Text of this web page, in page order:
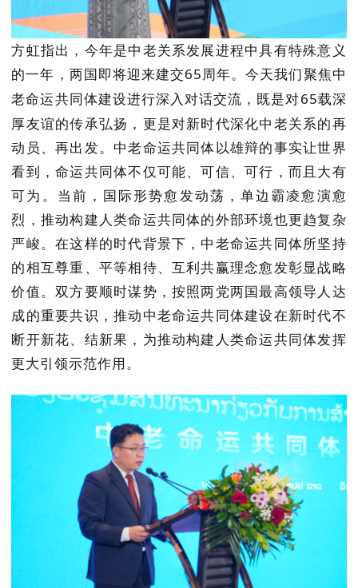
方虹指出，今年是中老关系发展进程中具有特殊意义
的一年，两国即将迎来建交65周年。今天我们聚焦中
老命运共同体建设进行深入对话交流，既是对65载深
厚友谊的传承弘扬，更是对新时代深化中老关系的再
动员、再出发。中老命运共同体以雄辩的事实让世界
看到，命运共同体不仅可能、可信、可行，而且大有
可为。当前，国际形势愈发动荡，单边霸凌愈演愈
烈，推动构建人类命运共同体的外部环境也更趋复杂
严峻。在这样的时代背景下，中老命运共同体所坚持
的相互尊重、平等相待、互利共赢理念愈发彰显战略
价值。双方要顺时谋势，按照两党两国最高领导人达
成的重要共识，推动中老命运共同体建设在新时代不
断开新花、结新果，为推动构建人类命运共同体发挥
更大引领示范作用。